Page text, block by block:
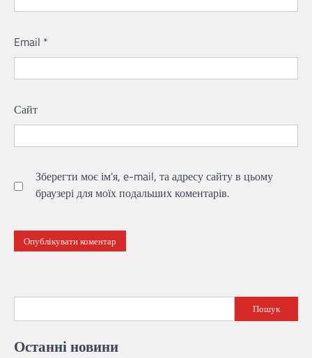
Email *
Сайт
Зберегти моє ім'я, e-mail, та адресу сайту в цьому
браузері для моїх подальших коментарів.
Пошук
Останні новини